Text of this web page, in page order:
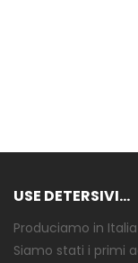
USE DETERSIVI...
Produciamo in
Siamo stati i primi